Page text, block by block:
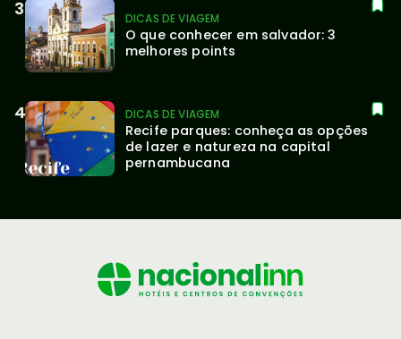
DICAS DE VIAGEM
O que conhecer em salvador: 3
melhores points
DICAS DE VIAGEM
Recife parques: conheça as opções
de lazer e natureza na capital
pernambucana